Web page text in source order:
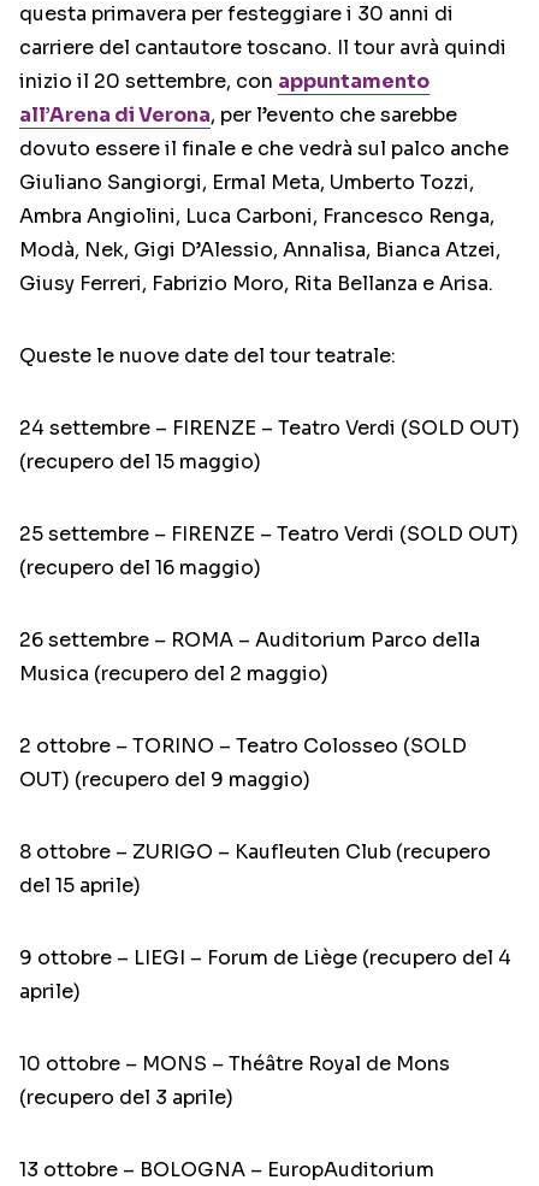
questa primavera per festeggiare i 30 anni di
carriere del cantautore toscano. Il tour avrà quindi
inizio il 20 settembre, con appuntamento
all’Arena di Verona, per l’evento che sarebbe
dovuto essere il finale e che vedrà sul palco anche
Giuliano Sangiorgi, Ermal Meta, Umberto Tozzi,
Ambra Angiolini, Luca Carboni, Francesco Renga,
Modà, Nek, Gigi D’Alessio, Annalisa, Bianca Atzei,
Giusy Ferreri, Fabrizio Moro, Rita Bellanza e Arisa.
Queste le nuove date del tour teatrale:
24 settembre – FIRENZE – Teatro Verdi (SOLD OUT)
(recupero del 15 maggio)
25 settembre – FIRENZE – Teatro Verdi (SOLD OUT)
(recupero del 16 maggio)
26 settembre – ROMA – Auditorium Parco della
Musica (recupero del 2 maggio)
2 ottobre – TORINO – Teatro Colosseo (SOLD
OUT) (recupero del 9 maggio)
8 ottobre – ZURIGO – Kaufleuten Club (recupero
del 15 aprile)
9 ottobre – LIEGI – Forum de Liège (recupero del 4
aprile)
10 ottobre – MONS – Théâtre Royal de Mons
(recupero del 3 aprile)
13 ottobre – BOLOGNA – EuropAuditorium